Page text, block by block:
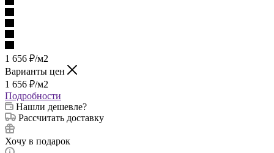
1 656 ₽/м2
Варианты цен
1 656 ₽/м2
Подробности
Нашли дешевле?
Рассчитать доставку
Хочу в подарок